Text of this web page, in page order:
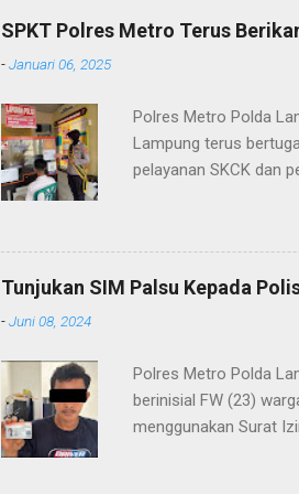
SPKT Polres Metro Terus
-Januari 06, 2025
Polres Metro Polda
Lampung terus
pelayanan SKCK dan
masyarakat telah
Heri Sulistyo Nugroho
pelayanan yang
maupun pelayanan
pidana, atau ke fungs...
Tunjukan SIM Palsu Kepada
-Juni 08, 2024
Polres Metro Polda
berinisial FW (23)
menggunakan Surat
diamankan lantaran